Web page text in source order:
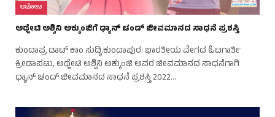
ಆಟೋಟ
ಅಥ್ಲೇಟಿ ಅಶ್ವಿನಿ ಅಕ್ಕುಂಜಿಗೆ ಧ್ಯಾನ್ ಚಂದ್ ಜೀವಮಾನದ ಸಾಧನೆ ಪ್ರಶಸ್ತಿ
ಕುಂದಾಪ್ರ ಡಾಟ್ ಕಾಂ ಸುದ್ದಿ.ಕುಂದಾಪುರ: ಭಾರತೀಯ ವೇಗದ ಓಟಗಾರ್ತಿ
ಕ್ರೀಡಾಪಟು, ಅಥ್ಲೇಟಿ ಅಶ್ವಿನಿ ಅಕ್ಕುಂಜಿ ಅವರ ಜೀವಮಾನದ ಸಾಧನೆಗಾಗಿ
ಧ್ಯಾನ್ ಚಂದ್ ಜೀವಮಾನದ ಸಾಧನೆ ಪ್ರಶಸ್ತಿ 2022…